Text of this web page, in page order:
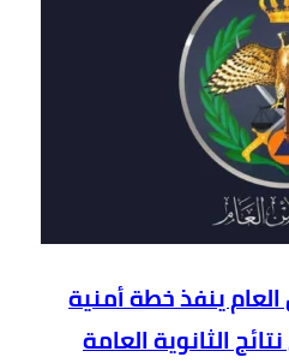
العام ينفذ خطة أمنية
الثانوية العامة